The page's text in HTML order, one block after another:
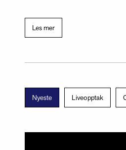
Les mer
Nyeste Liveopptak